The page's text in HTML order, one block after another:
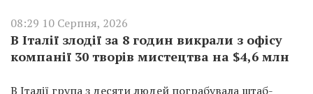
08:29 10 Серпня, 2026
В Італії злодії за 8 годин викрали з офісу
компанії 30 творів мистецтва на $4,6 млн
В Італії група з десяти людей пограбувала штаб-